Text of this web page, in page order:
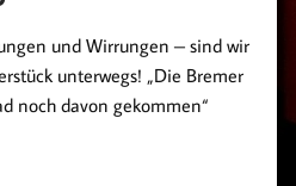
und Wirrungen – sind wir
unterwegs! „Die Bremer
noch davon gekommen“